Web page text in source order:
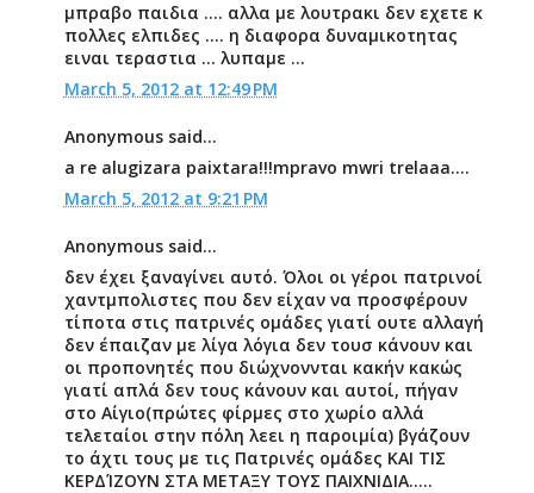
μπραβο παιδια .... αλλα με λουτρακι δεν εχετε κ
πολλες ελπιδες .... η διαφορα δυναμικοτητας
ειναι τεραστια ... λυπαμε ...
March 5, 2012 at 12:49 PM
Anonymous said...
a re alugizara paixtara!!!mpravo mwri trelaaa....
March 5, 2012 at 9:21 PM
Anonymous said...
δεν έχει ξαναγίνει αυτό. Όλοι οι γέροι πατρινοί
χαντμπολιστες που δεν είχαν να προσφέρουν
τίποτα στις πατρινές ομάδες γιατί ουτε αλλαγή
δεν έπαιζαν με λίγα λόγια δεν τουσ κάνουν και
οι προπονητές που διώχνοννται κακήν κακώς
γιατί απλά δεν τους κάνουν και αυτοί, πήγαν
στο Αίγιο(πρώτες φίρμες στο χωρίο αλλά
τελεταίοι στην πόλη λεει η παροιμία) βγάζουν
το άχτι τους με τις Πατρινές ομάδες ΚΑΙ ΤΙΣ
ΚΕΡΔΊΖΟΥΝ ΣΤΑ ΜΕΤΑΞΥ ΤΟΥΣ ΠΑΙΧΝΙΔΙΑ.....